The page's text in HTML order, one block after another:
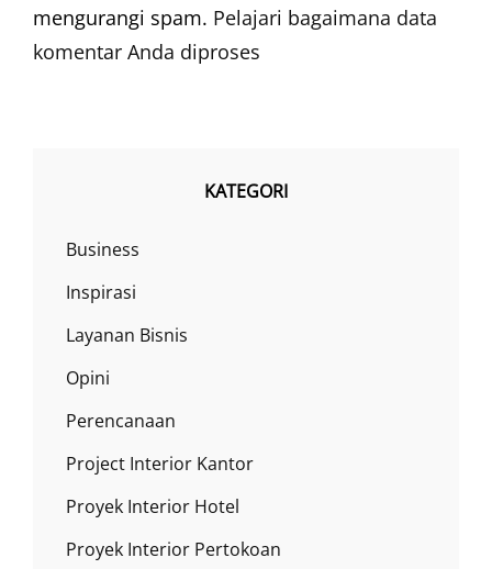
mengurangi spam. Pelajari bagaimana data
komentar Anda diproses
KATEGORI
Business
Inspirasi
Layanan Bisnis
Opini
Perencanaan
Project Interior Kantor
Proyek Interior Hotel
Proyek Interior Pertokoan